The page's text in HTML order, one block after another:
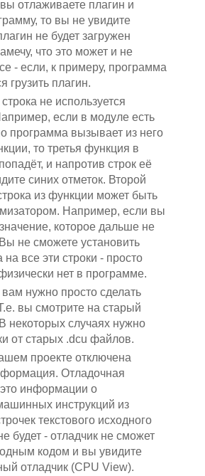
отлаживаете плагин и
то вы не увидите
не будет загружен
что это может и не
- если, к примеру, программа
грузить плагин.
не используется
если в модуле есть
программа вызывает из него
то третья функция в
и напротив строк её
синих отметок. Второй
из функции может быть
Например, если вы
которое дальше не
не сможете установить
на все эти строки - просто
нет в программе.
нужно просто сделать
вы смотрите на старый
некоторых случаях нужно
от старых .dcu файлов.
проекте отключена
Отладочная
информации о
инструкций из
текстового исходного
будет - отладчик не сможет
кодом и вы увидите
отладчик (CPU View).